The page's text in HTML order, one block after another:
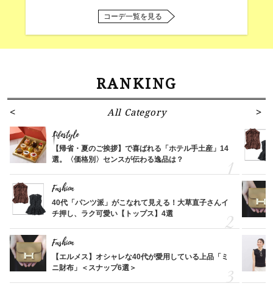
コーデ一覧を見る
RANKING
All Category
Lifestyle
【帰省・夏のご挨拶】で喜ばれる「ホテル手土産」14
選。〈価格別〉センスが伝わる逸品は？
Fashion
40代「パンツ派」がこなれて見える！大草直子さんイ
チ押し、ラク可愛い【トップス】4選
Fashion
【エルメス】オシャレな40代が愛用している上品「ミ
ニ財布」＜スナップ6選＞